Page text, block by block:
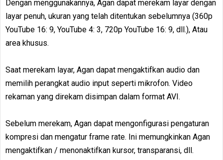
Dengan menggunakannya, Agan dapat merekam layar dengan
layar penuh, ukuran yang telah ditentukan sebelumnya (360p
YouTube 16: 9, YouTube 4: 3, 720p YouTube 16: 9, dll.), Atau
area khusus.
Saat merekam layar, Agan dapat mengaktifkan audio dan
memilih perangkat audio input seperti mikrofon. Video
rekaman yang direkam disimpan dalam format AVI.
Sebelum merekam, Agan dapat mengonfigurasi pengaturan
kompresi dan mengatur frame rate. Ini memungkinkan Agan
mengaktifkan / menonaktifkan kursor, transparansi, dll.